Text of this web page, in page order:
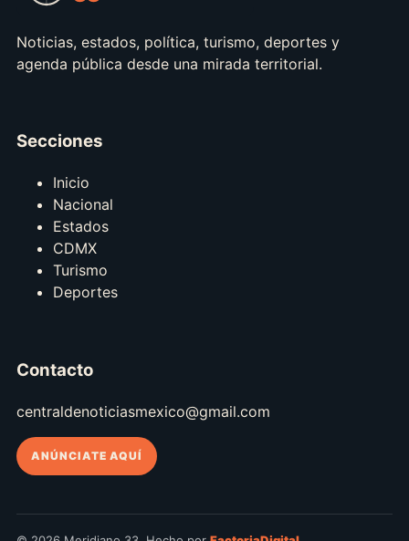
Noticias, estados, política, turismo, deportes y
agenda pública desde una mirada territorial.
Secciones
Inicio
Nacional
Estados
CDMX
Turismo
Deportes
Contacto
centraldenoticiasmexico@gmail.com
ANÚNCIATE AQUÍ